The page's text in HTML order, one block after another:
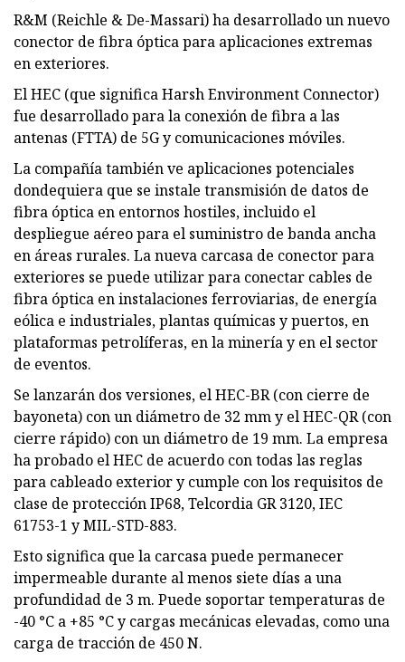
R&M (Reichle & De-Massari) ha desarrollado un nuevo
conector de fibra óptica para aplicaciones extremas
en exteriores.
El HEC (que significa Harsh Environment Connector)
fue desarrollado para la conexión de fibra a las
antenas (FTTA) de 5G y comunicaciones móviles.
La compañía también ve aplicaciones potenciales
dondequiera que se instale transmisión de datos de
fibra óptica en entornos hostiles, incluido el
despliegue aéreo para el suministro de banda ancha
en áreas rurales. La nueva carcasa de conector para
exteriores se puede utilizar para conectar cables de
fibra óptica en instalaciones ferroviarias, de energía
eólica e industriales, plantas químicas y puertos, en
plataformas petrolíferas, en la minería y en el sector
de eventos.
Se lanzarán dos versiones, el HEC-BR (con cierre de
bayoneta) con un diámetro de 32 mm y el HEC-QR (con
cierre rápido) con un diámetro de 19 mm. La empresa
ha probado el HEC de acuerdo con todas las reglas
para cableado exterior y cumple con los requisitos de
clase de protección IP68, Telcordia GR 3120, IEC
61753-1 y MIL-STD-883.
Esto significa que la carcasa puede permanecer
impermeable durante al menos siete días a una
profundidad de 3 m. Puede soportar temperaturas de
-40 °C a +85 °C y cargas mecánicas elevadas, como una
carga de tracción de 450 N.